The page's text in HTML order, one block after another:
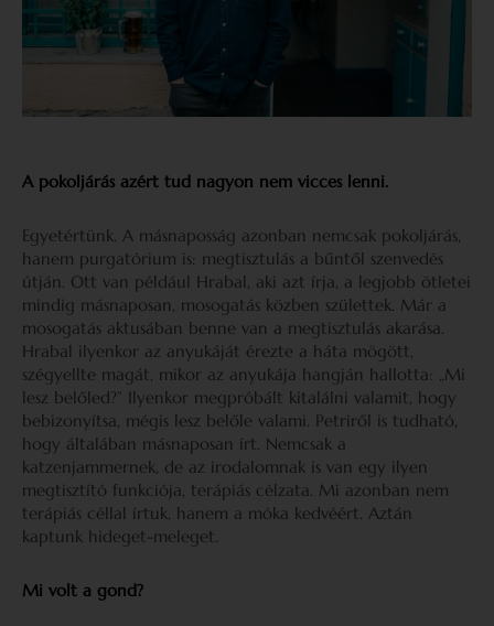
A pokoljárás azért tud nagyon nem vicces lenni.
Egyetértünk. A másnaposság azonban nemcsak pokoljárás,
hanem purgatórium is: megtisztulás a bűntől szenvedés
útján. Ott van például Hrabal, aki azt írja, a legjobb ötletei
mindig másnaposan, mosogatás közben születtek. Már a
mosogatás aktusában benne van a megtisztulás akarása.
Hrabal ilyenkor az anyukáját érezte a háta mögött,
szégyellte magát, mikor az anyukája hangján hallotta: „Mi
lesz belőled?” Ilyenkor megpróbált kitalálni valamit, hogy
bebizonyítsa, mégis lesz belőle valami. Petriről is tudható,
hogy általában másnaposan írt. Nemcsak a
katzenjammernek, de az irodalomnak is van egy ilyen
megtisztító funkciója, terápiás célzata. Mi azonban nem
terápiás céllal írtuk, hanem a móka kedvéért. Aztán
kaptunk hideget-meleget.
Mi volt a gond?